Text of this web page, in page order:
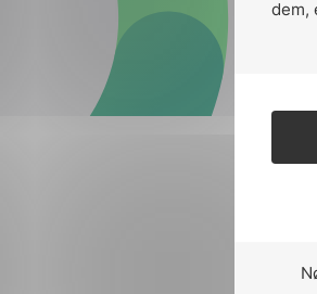
dem,
Forsvar og beredskap
Industri og automatisering
Lavspenning
Maritime elinstallasjoner